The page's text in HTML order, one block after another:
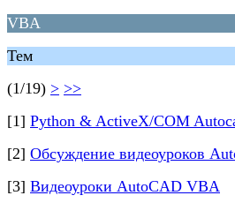
VBA
Тем
(1/19) > >>
[1] Python & ActiveX/COM
[2] Обсуждение видеоуроков
[3] Видеоуроки AutoCAD VBA